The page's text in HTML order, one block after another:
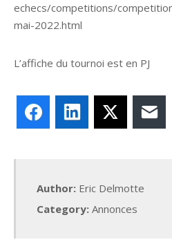
echecs/competitions/
mai-2022.html
L’affiche du tournoi est en PJ
FacebookLinkedIn
Author: Eric Delmotte
Category: Annonces